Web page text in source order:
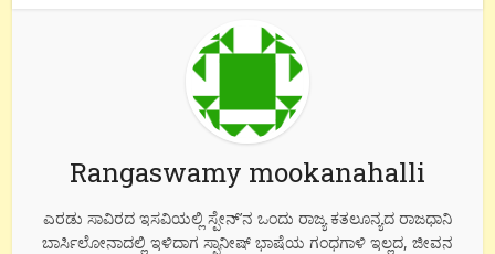
Rangaswamy mookanahalli
ಎರಡು ಸಾವಿರದ ಇಸವಿಯಲ್ಲಿ ಸ್ಪೇನ್’ನ ಒಂದು ರಾಜ್ಯ ಕತಲೂನ್ಯದ ರಾಜಧಾನಿ
ಬಾರ್ಸಿಲೋನಾದಲ್ಲಿ ಇಳಿದಾಗ ಸ್ಪಾನೀಷ್ ಭಾಷೆಯ ಗಂಧಗಾಳಿ ಇಲ್ಲದ, ಜೀವನ